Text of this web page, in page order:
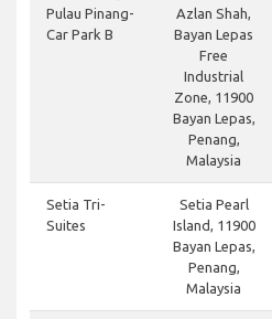
Pulau Pinang-
Car Park B
Azlan Shah,
Bayan Lepas
Free
Industrial
Zone, 11900
Bayan Lepas,
Penang,
Malaysia
Setia Tri-
Suites
Setia Pearl
Island, 11900
Bayan Lepas,
Penang,
Malaysia